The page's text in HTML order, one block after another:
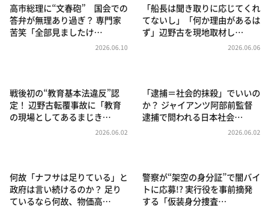
news おかえり
河合＆A.B.C-Z塚田×福井アナ「なんでやねん！？」
（news おかえり）
朝だ！生です旅サラダ
教えて！ニュースライブ 正義のミカタ
ポツンと一軒家
ザキ山小屋本館
高市総理に“文春砲” 国会での
答弁が無理あり過ぎ？ 専門家
苦笑「全部見ましたけ…
2026.06.10
「船長は聞き取りに応じてくれ
てないし」「何か理由があるは
ず」辺野古を現地取材し…
2026.06.06
戦後初の“教育基本法違反”認
定！ 辺野古転覆事故に「教育
の現場としてあるまじき…
2026.06.02
「逮捕＝社会的抹殺」でいいの
か？ ジャイアンツ阿部前監督
逮捕で問われる日本社会…
2026.06.02
何故「ナフサは足りている」と
政府は言い続けるのか？ 足り
ているなら何故、物価高…
警察が“架空の身分証”で闇バイ
トに応募!? 実行役を事前摘発
する「仮装身分捜査…